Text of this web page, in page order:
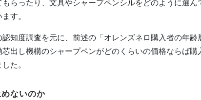
らったり、文具やシャープペンシルをどのように選ん
す。
知度調査を元に、前述の「オレンズネロ購入者の年齢
出し機構のシャープペンがどのくらいの価格ならば購
た。
ないのか